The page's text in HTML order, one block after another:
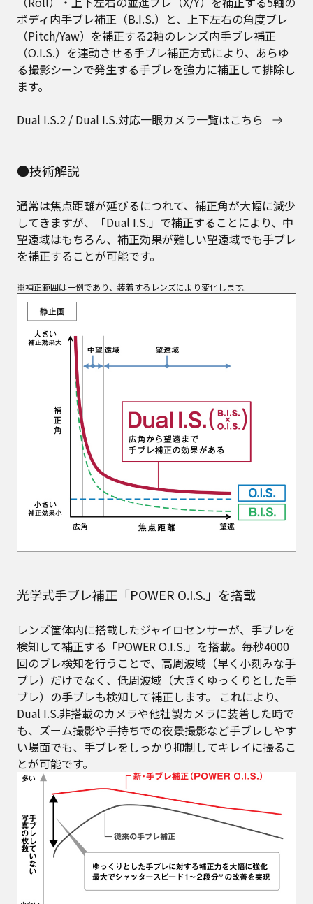
ボディ内手ブレ補正（B.I.S.）と、上下左右の角度ブレ
（Pitch/Yaw）を補正する2軸のレンズ内手ブレ補正
（O.I.S.）を連動させる手ブレ補正方式により、あらゆ
る撮影シーンで発生する手ブレを強力に補正して排除し
ます。
Dual I.S.2 / Dual I.S.対応一眼カメラ一覧はこちら
●技術解説
通常は焦点距離が延びるにつれて、補正角が大幅に減少
してきますが、「Dual I.S.」で補正することにより、中
望遠域はもちろん、補正効果が難しい望遠域でも手ブレ
を補正することが可能です。
※補正範囲は一例であり、装着するレンズにより変化します。
光学式手ブレ補正「POWER O.I.S.」を搭載
レンズ筐体内に搭載したジャイロセンサーが、手ブレを
検知して補正する「POWER O.I.S.」を搭載。毎秒4000
回のブレ検知を行うことで、高周波域（早く小刻みな手
ブレ）だけでなく、低周波域（大きくゆっくりとした手
ブレ）の手ブレも検知して補正します。 これにより、
Dual I.S.非搭載のカメラや他社製カメラに装着した時で
も、ズーム撮影や手持ちでの夜景撮影など手ブレしやす
い場面でも、手ブレをしっかり抑制してキレイに撮るこ
とが可能です。